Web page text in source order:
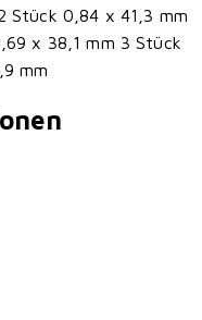
Stück 0,84 x 41,3 mm
x 38,1 mm 3 Stück
mm